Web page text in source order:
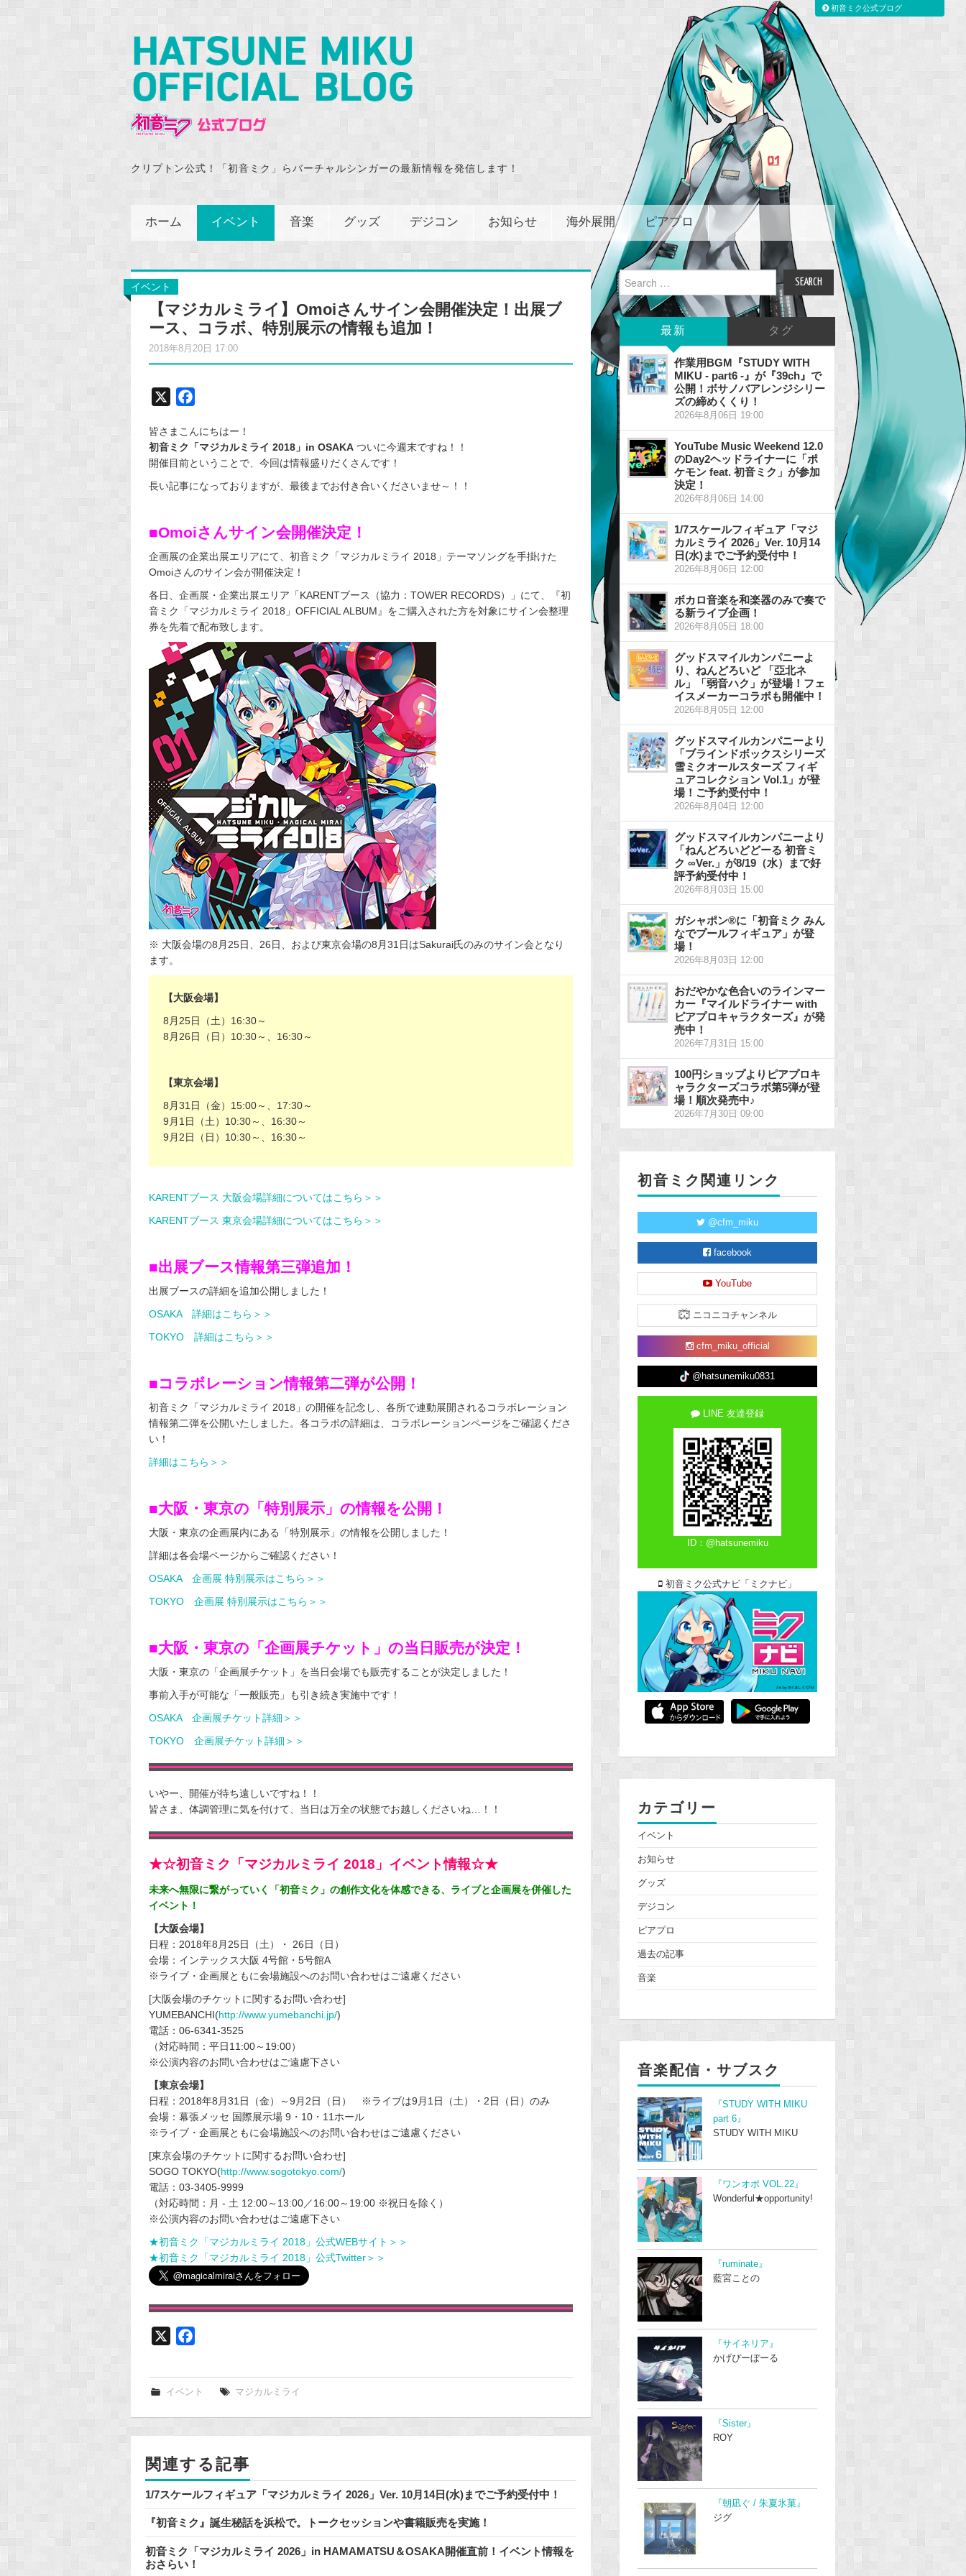
クリプトン公式！「初音ミク」らバーチャルシンガーの最新情報を発信します！
ホーム イベント 音楽 グッズ デジコン お知らせ 海外展開 ピアプロ
イベント
【マジカルミライ】Omoiさんサイン会開催決定！出展ブ
ース、コラボ、特別展示の情報も追加！
2018年8月20日 17:00
c
b
o
k
皆さまこんにちはー！
初音ミク「マジカルミライ 2018」in OSAKA ついに今週末ですね！！
開催目前ということで、今回は情報盛りだくさんです！
長い記事になっておりますが、最後までお付き合いくださいませ～！！
■Omoiさんサイン会開催決定！
企画展の企業出展エリアにて、初音ミク「マジカルミライ 2018」テーマソングを手掛けた
Omoiさんのサイン会が開催決定！
各日、企画展・企業出展エリア「KARENTブース（協力：TOWER RECORDS）」にて、『初
音ミク「マジカルミライ 2018」OFFICIAL ALBUM』をご購入された方を対象にサイン会整理
券を先着で配布致します。
※ 大阪会場の8月25日、26日、および東京会場の8月31日はSakurai氏のみのサイン会となり
ます。
【大阪会場】
8月25日（土）16:30～
8月26日（日）10:30～、16:30～
【東京会場】
8月31日（金）15:00～、17:30～
9月1日（土）10:30～、16:30～
9月2日（日）10:30～、16:30～
KARENTブース 大阪会場詳細についてはこちら＞＞
KARENTブース 東京会場詳細についてはこちら＞＞
■出展ブース情報第三弾追加！
出展ブースの詳細を追加公開しました！
OSAKA 詳細はこちら＞＞
TOKYO 詳細はこちら＞＞
■コラボレーション情報第二弾が公開！
初音ミク「マジカルミライ 2018」の開催を記念し、各所で連動展開されるコラボレーション
情報第二弾を公開いたしました。各コラボの詳細は、コラボレーションページをご確認くださ
い！
詳細はこちら＞＞
■大阪・東京の「特別展示」の情報を公開！
大阪・東京の企画展内にある「特別展示」の情報を公開しました！
詳細は各会場ページからご確認ください！
OSAKA 企画展 特別展示はこちら＞＞
TOKYO 企画展 特別展示はこちら＞＞
■大阪・東京の「企画展チケット」の当日販売が決定！
大阪・東京の「企画展チケット」を当日会場でも販売することが決定しました！
事前入手が可能な「一般販売」も引き続き実施中です！
OSAKA 企画展チケット詳細＞＞
TOKYO 企画展チケット詳細＞＞
いやー、開催が待ち遠しいですね！！
皆さま、体調管理に気を付けて、当日は万全の状態でお越しくださいね…！！
★☆初音ミク「マジカルミライ 2018」イベント情報☆★
未来へ無限に繋がっていく「初音ミク」の創作文化を体感できる、ライブと企画展を併催した
イベント！
【大阪会場】
日程：2018年8月25日（土）・ 26日（日）
会場：インテックス大阪 4号館・5号館A
※ライブ・企画展ともに会場施設へのお問い合わせはご遠慮ください
[大阪会場のチケットに関するお問い合わせ]
YUMEBANCHI(http://www.yumebanchi.jp/)
電話：06-6341-3525
（対応時間：平日11:00～19:00）
※公演内容のお問い合わせはご遠慮下さい
【東京会場】
日程：2018年8月31日（金）～9月2日（日） ※ライブは9月1日（土）・2日（日）のみ
会場：幕張メッセ 国際展示場 9・10・11ホール
※ライブ・企画展ともに会場施設へのお問い合わせはご遠慮ください
[東京会場のチケットに関するお問い合わせ]
SOGO TOKYO(http://www.sogotokyo.com/)
電話：03-3405-9999
（対応時間：月 - 土 12:00～13:00／16:00～19:00 ※祝日を除く）
※公演内容のお問い合わせはご遠慮下さい
★初音ミク「マジカルミライ 2018」公式WEBサイト＞＞
★初音ミク「マジカルミライ 2018」公式Twitter＞＞
e
k
イベント マジカルミライ
関連する記事
1/7スケールフィギュア「マジカルミライ 2026」Ver. 10月14日(水)までご予約受付中！
『初音ミク』誕生秘話を浜松で。トークセッションや書籍販売を実施！
初音ミク「マジカルミライ 2026」in HAMAMATSU＆OSAKA開催直前！イベント情報を
おさらい！
Search
for:
最新 タグ
作業用BGM『STUDY WITH
MIKU - part6 -』が『39ch』で
公開！ボサノバアレンジシリー
ズの締めくくり！
2026年8月06日 19:00
YouTube Music Weekend 12.0
のDay2ヘッドライナーに「ポ
ケモン feat. 初音ミク」が参加
決定！
2026年8月06日 14:00
1/7スケールフィギュア「マジ
カルミライ 2026」Ver. 10月14
日(水)までご予約受付中！
2026年8月06日 12:00
ボカロ音楽を和楽器のみで奏で
る新ライブ企画！
2026年8月05日 18:00
グッドスマイルカンパニーよ
り、ねんどろいど 「亞北ネ
ル」「弱音ハク」が登場！フェ
イスメーカーコラボも開催中！
2026年8月05日 12:00
グッドスマイルカンパニーより
「ブラインドボックスシリーズ
雪ミクオールスターズ フィギ
ュアコレクション Vol.1」が登
場！ご予約受付中！
2026年8月04日 12:00
グッドスマイルカンパニーより
「ねんどろいどどーる 初音ミ
ク ∞Ver.」が8/19（水）まで好
評予約受付中！
2026年8月03日 15:00
ガシャポン®に「初音ミク みん
なでプールフィギュア」が登
場！
2026年8月03日 12:00
おだやかな色合いのラインマー
カー『マイルドライナー with
ピアプロキャラクターズ』が発
売中！
2026年7月31日 15:00
100円ショップよりピアプロキ
ャラクターズコラボ第5弾が登
場！順次発売中♪
2026年7月30日 09:00
初音ミク関連リンク
@cfm_miku
facebook
YouTube
ニコニコチャンネル
cfm_miku_official
@hatsunemiku0831
LINE 友達登録
ID：@hatsunemiku
初音ミク公式ナビ「ミクナビ」
カテゴリー
イベント
お知らせ
グッズ
デジコン
ピアプロ
過去の記事
音楽
音楽配信・サブスク
『STUDY WITH MIKU
part 6』
STUDY WITH MIKU
『ワンオポ VOL.22』
Wonderful★opportunity!
『ruminate』
藍宮ことの
『サイネリア』
かげぴーぼーる
『Sister』
ROY
『朝凪ぐ / 朱夏氷菓』
ジグ
初音ミク公式ブログ